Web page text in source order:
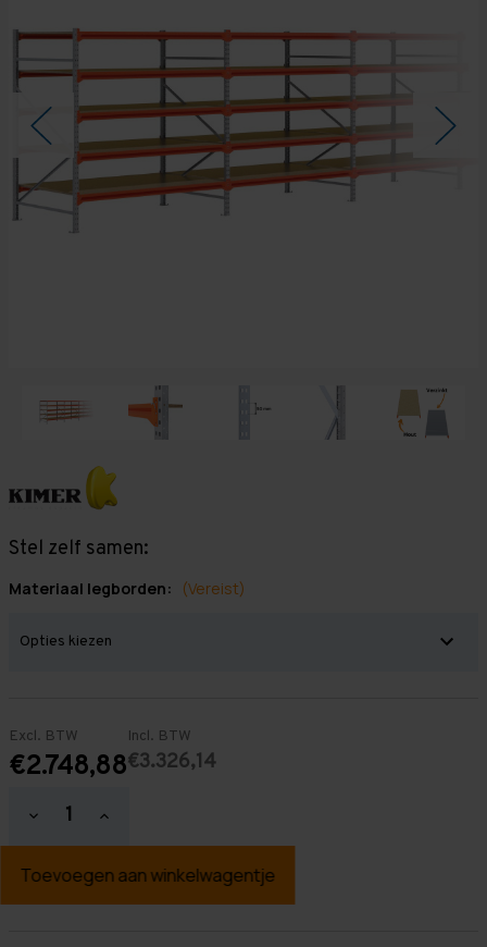
Stel zelf samen:
Materiaal legborden: (Vereist)
Excl. BTW
€2.748,88
Incl. BTW
€3.326,14
Hoeveelheid
verlagen
Grootvakstelling
mm
Hoeveelheid
verhogen
Grootvakstelling
mm